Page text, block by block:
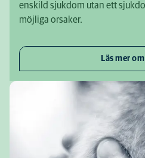
enskild sjukdom utan ett
möjliga orsaker.
Läs mer